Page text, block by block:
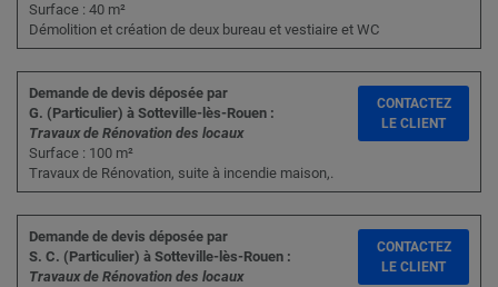
Surface : 40 m²
Démolition et création de deux bureau et vestiaire et WC
Demande de devis déposée par
G. (Particulier) à Sotteville-lès-Rouen :
Travaux de Rénovation des locaux
Surface : 100 m²
Travaux de Rénovation, suite à incendie maison,.
CONTACTEZ
LE CLIENT
Demande de devis déposée par
S. C. (Particulier) à Sotteville-lès-Rouen :
Travaux de Rénovation des locaux
CONTACTEZ
LE CLIENT